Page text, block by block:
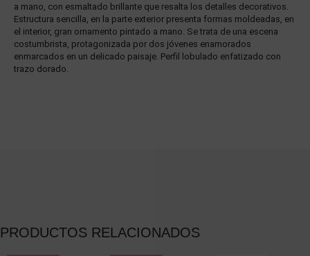
a mano, con esmaltado brillante que resalta los detalles decorativos.
Estructura sencilla, en la parte exterior presenta formas moldeadas, en
el interior, gran ornamento pintado a mano. Se trata de una escena
costumbrista, protagonizada por dos jóvenes enamorados
enmarcados en un delicado paisaje. Perfil lobulado enfatizado con
trazo dorado.
PRODUCTOS RELACIONADOS